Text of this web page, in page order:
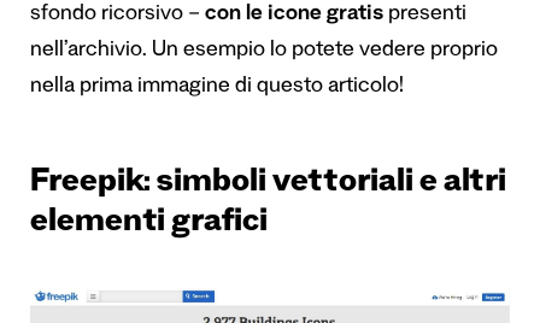
sfondo ricorsivo – con le icone gratis presenti
nell’archivio. Un esempio lo potete vedere proprio
nella prima immagine di questo articolo!
Freepik: simboli vettoriali e altri
elementi grafici